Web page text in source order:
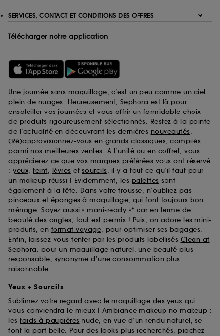
SERVICES, CONTACT ET CONDITIONS DES OFFRES
Télécharger notre application
Une journée sans maquillage, c’est un peu comme un ciel
plein de nuages. Heureusement, Sephora est là pour
ensoleiller vos journées et vous offrir un formidable choix
de produits rigoureusement sélectionnés. Restez à la pointe
de l’actualité en découvrant les dernières nouveautés.
(Ré)approvisionnez-vous en grands classiques, compilés
parmi nos meilleures ventes. A l’unité ou en coffret, vous
apprécierez ce que vos marques préférées vous ont réservé
: yeux, teint, lèvres et sourcils, il y a tout ce qu’il faut pour
un makeup réussi ! Evidemment, les palettes sont
également à la fête. Dans votre trousse, n’oubliez pas
pinceaux et éponges à maquillage, qui font toujours bon
ménage. Soyez aussi « mani-ready »* car en terme de
beauté des ongles, tout est permis ! Puis, on adore les mini-
produits, en format voyage, pour optimiser ses bagages.
Enfin, laissez-vous tenter par les produits labellisés Clean at
Sephora, pour un maquillage naturel, une beauté plus
responsable, synonyme d’une consommation plus
raisonnable.
Yeux + Sourcils
Sublimez votre regard avec le maquillage des yeux qui
vous conviendra le mieux ! Ambiance makeup no makeup :
les fards à paupières nude, en vue d’un rendu naturel, se
font la part belle. Pour des looks plus recherchés, piochez